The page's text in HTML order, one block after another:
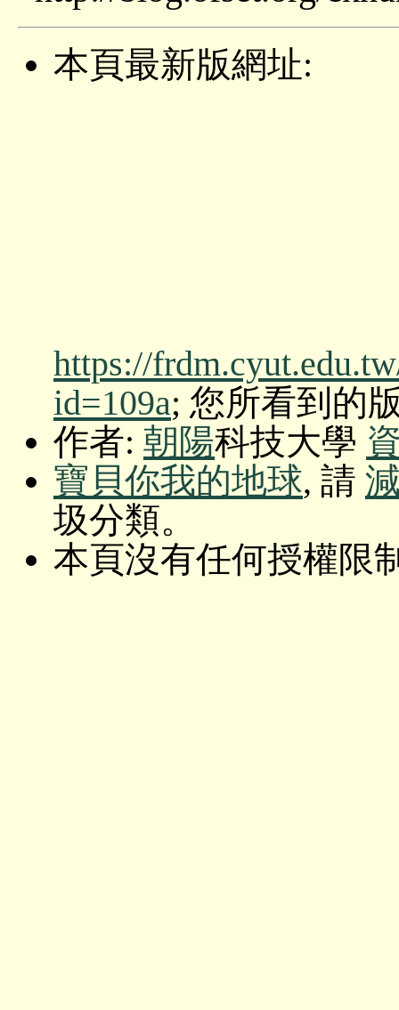
本頁最新版網址:
https://
id=109a; 您所看到的
作者: 朝陽科技大學
寶貝你我的地球, 請
圾分類。
本頁沒有任何授權限